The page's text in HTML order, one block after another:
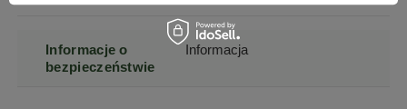
Informacje o
bezpieczeństwie
Informacja